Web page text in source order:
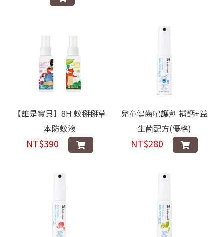
【誰是寶貝】8H 蚊掰掰草
本防蚊液
NT$390
兒童健齒噴護劑 補鈣+益
生菌配方(優格)
NT$280